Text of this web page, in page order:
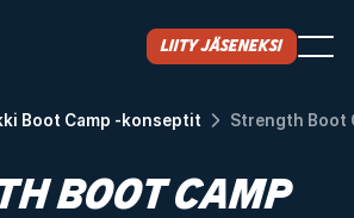
Liity jäseneksi
Boot Camp -konseptit Strength Boot
BOOT CAMP